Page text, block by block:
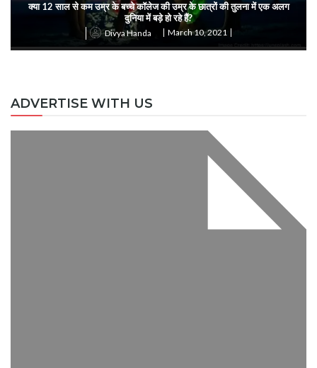
क्या 12 साल से कम उम्र के बच्चे कॉलेज की उम्र के छात्रों की तुलना में एक अलग
दुनिया में बड़े हो रहे हैं?
Divya Handa March 10, 2021
ADVERTISE WITH US